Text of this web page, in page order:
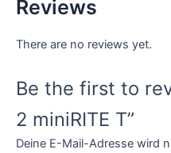
Reviews
There are no reviews yet.
Be the first to
2 miniRITE T”
Deine E-Mail-Adresse wird